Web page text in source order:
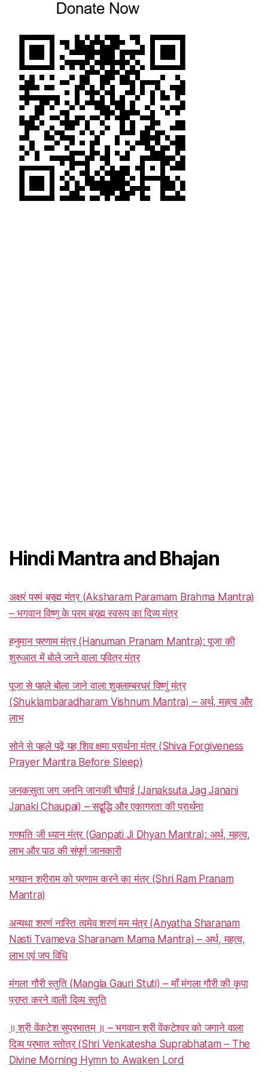
Hindi Mantra and Bhajan
अक्षरं परमं ब्रह्म मंत्र (Aksharam Paramam Brahma Mantra)
– भगवान विष्णु के परम ब्रह्म स्वरूप का दिव्य मंत्र
हनुमान प्रणाम मंत्र (Hanuman Pranam Mantra): पूजा की
शुरुआत में बोले जाने वाला पवित्र मंत्र
पूजा से पहले बोला जाने वाला शुक्लाम्बरधरं विष्णुं मंत्र
(Shuklambaradharam Vishnum Mantra) – अर्थ, महत्व और
लाभ
सोने से पहले पढ़ें यह शिव क्षमा प्रार्थना मंत्र (Shiva Forgiveness
Prayer Mantra Before Sleep)
जनकसुता जग जननि जानकी चौपाई (Janaksuta Jag Janani
Janaki Chaupai) – सद्बुद्धि और एकाग्रता की प्रार्थना
गणपति जी ध्यान मंत्र (Ganpati Ji Dhyan Mantra): अर्थ, महत्व,
लाभ और पाठ की संपूर्ण जानकारी
भगवान श्रीराम को प्रणाम करने का मंत्र (Shri Ram Pranam
Mantra)
अन्यथा शरणं नास्ति त्वमेव शरणं मम मंत्र (Anyatha Sharanam
Nasti Tvameva Sharanam Mama Mantra) – अर्थ, महत्व,
लाभ एवं जप विधि
मंगला गौरी स्तुति (Mangla Gauri Stuti) – माँ मंगला गौरी की कृपा
प्राप्त करने वाली दिव्य स्तुति
॥ श्री वेंकटेश सुप्रभातम् ॥ – भगवान श्री वेंकटेश्वर को जगाने वाला
दिव्य प्रभात स्तोत्र (Shri Venkatesha Suprabhatam – The
Divine Morning Hymn to Awaken Lord